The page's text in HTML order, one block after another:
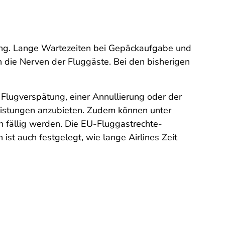
Lange Wartezeiten bei Gepäckaufgabe und
Nerven der Fluggäste. Bei den bisherigen
einer Annullierung oder der
anzubieten. Zudem können unter
fällig werden. Die EU-Fluggastrechte-
ist auch festgelegt, wie lange Airlines Zeit